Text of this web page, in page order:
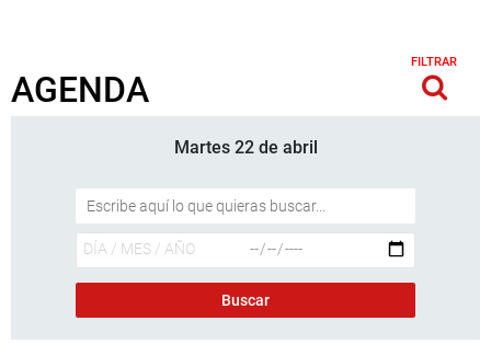
AGENDA
FILTRAR
Martes 22 de abril